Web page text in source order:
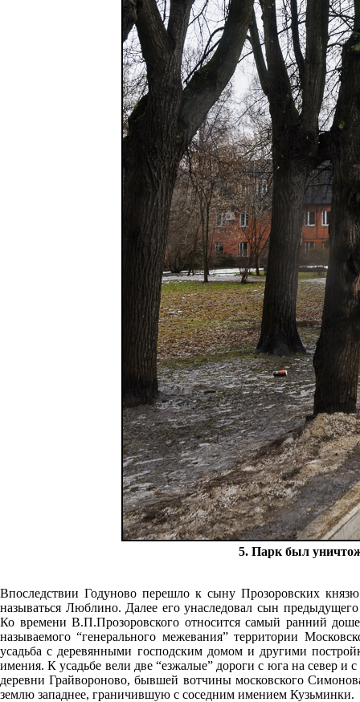
5. Парк был
Впоследствии Годуново перешло к сыну Прозоровских
называться Люблино. Далее его унаследовал сын
Ко времени В.П.Прозоровского относится самый ранний
называемого “генерального межевания” территории
усадьба с деревянными господским домом и другими
имения. К усадьбе вели две “езжалые” дороги с юга на север и
деревни Грайвороново, бывшей вотчины московского
землю западнее, граничившую с соседним имением Кузьминки.